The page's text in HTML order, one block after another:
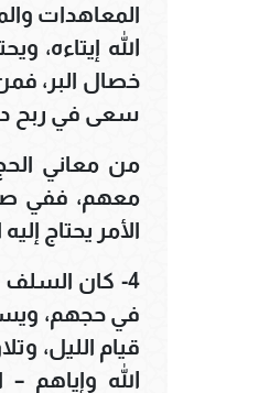
المعاهدات
الله
خصال البر،
سعى في ربح
من معاني
معهم، ففي
الأمر يحتاج إليه
4- كان السلف
في حجهم،
قيام الليل،
الله